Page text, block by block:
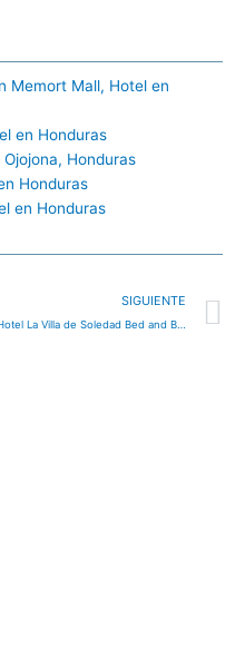
Memort Mall, Hotel en
en Honduras
Honduras
Honduras
en Honduras
SIGUIENTE
Hotel La Villa de Soledad Bed and Breakfast in Pico Bonito, La Ceiba, Honduras, hotel en La Ceiba, Honduras